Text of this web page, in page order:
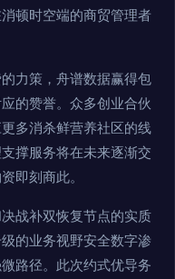
顿时空端的商贸管理者
力策，舟谱数据赢得包
的赞誉。众多创业合伙
多消杀鲜营养社区的线
撑服务将在未来逐渐交
即刻商此。
战补双恢复节点的实质
的业务视野安全数字渗
路径。此次约式优导务